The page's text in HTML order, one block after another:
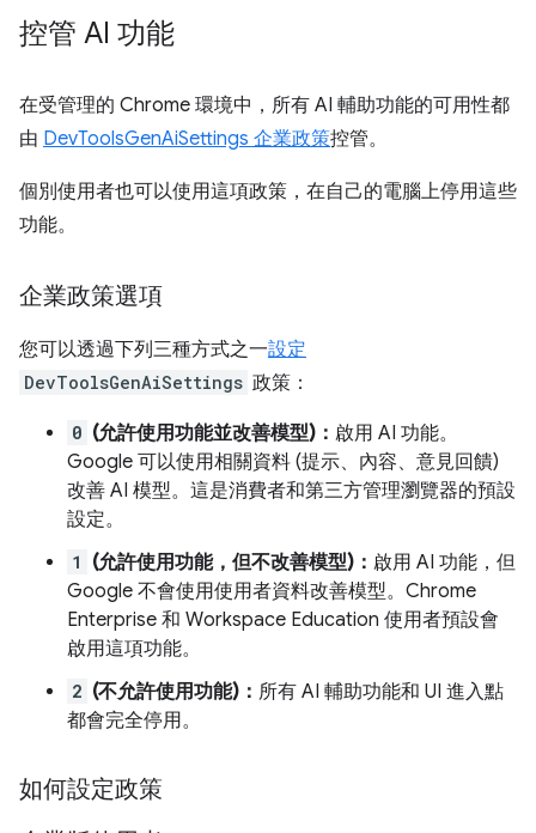
控管 AI 功能
在受管理的 Chrome 環境中，所有 AI 輔助功能的可用性都
由 DevToolsGenAiSettings 企業政策控管。
個別使用者也可以使用這項政策，在自己的電腦上停用這些
功能。
企業政策選項
您可以透過下列三種方式之一設定
DevToolsGenAiSettings 政策：
0 (允許使用功能並改善模型)： 啟用 AI 功能。
Google 可以使用相關資料 (提示、內容、意見回饋)
改善 AI 模型。這是消費者和第三方管理瀏覽器的預設
設定。
1 (允許使用功能，但不改善模型)： 啟用 AI 功能，但
Google 不會使用使用者資料改善模型。Chrome
Enterprise 和 Workspace Education 使用者預設會
啟用這項功能。
2 (不允許使用功能)： 所有 AI 輔助功能和 UI 進入點
都會完全停用。
如何設定政策